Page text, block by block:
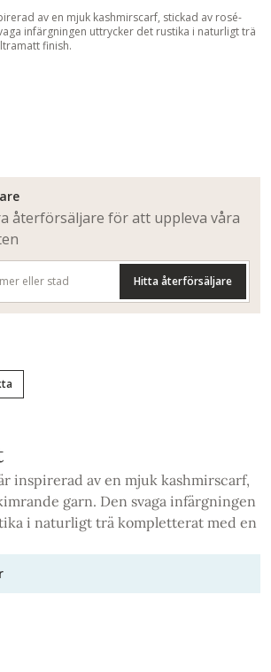
av en mjuk kashmirscarf, stickad av rosé-
infärgningen uttrycker det rustika i naturligt trä
finish.
återförsäljare för att uppleva våra
Hitta återförsäljare
inspirerad av en mjuk kashmirscarf,
garn. Den svaga infärgningen
i naturligt trä kompletterat med en